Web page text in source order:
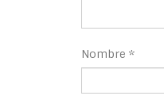
Nombre *